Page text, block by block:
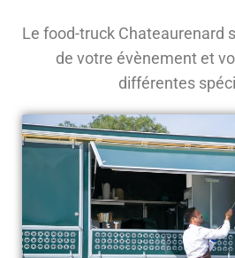
Le food-truck Chateaurenard
de votre évènement et
différentes